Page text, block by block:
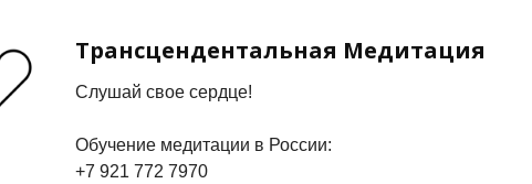
Трансцендентальная Медитация
Слушай свое сердце!
Обучение медитации в России:
+7 921 772 7970